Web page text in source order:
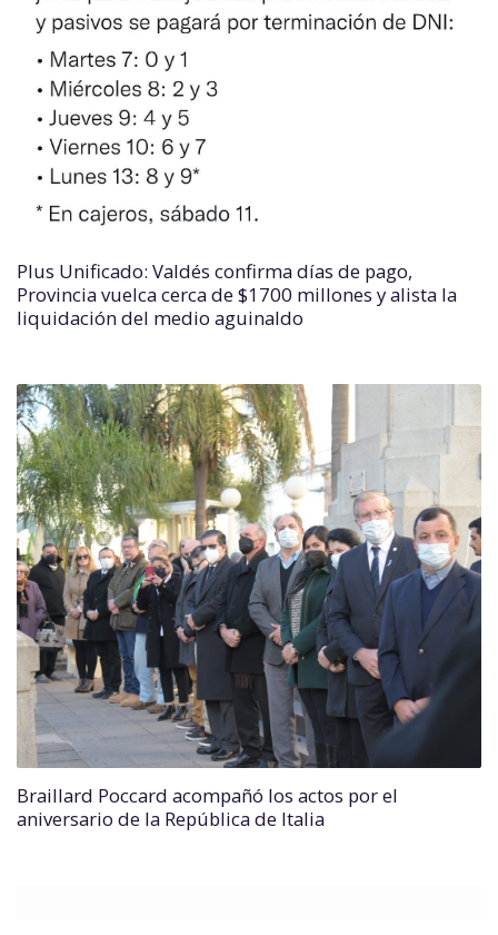
Plus Unificado: Valdés confirma días de pago,
Provincia vuelca cerca de $1700 millones y alista la
liquidación del medio aguinaldo
Braillard Poccard acompañó los actos por el
aniversario de la República de Italia